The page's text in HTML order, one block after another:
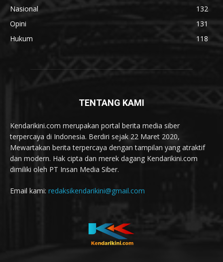
Nasional
132
Opini
131
Hukum
118
TENTANG KAMI
Kendarikini.com merupakan portal berita media siber
terpercaya di Indonesia. Berdiri sejak 22 Maret 2020,
Mewartakan berita terpercaya dengan tampilan yang atraktif
dan modern. Hak cipta dan merek dagang Kendarikini.com
dimiliki oleh PT Insan Media Siber.
Email kami: redaksikendarikini@gmail.com